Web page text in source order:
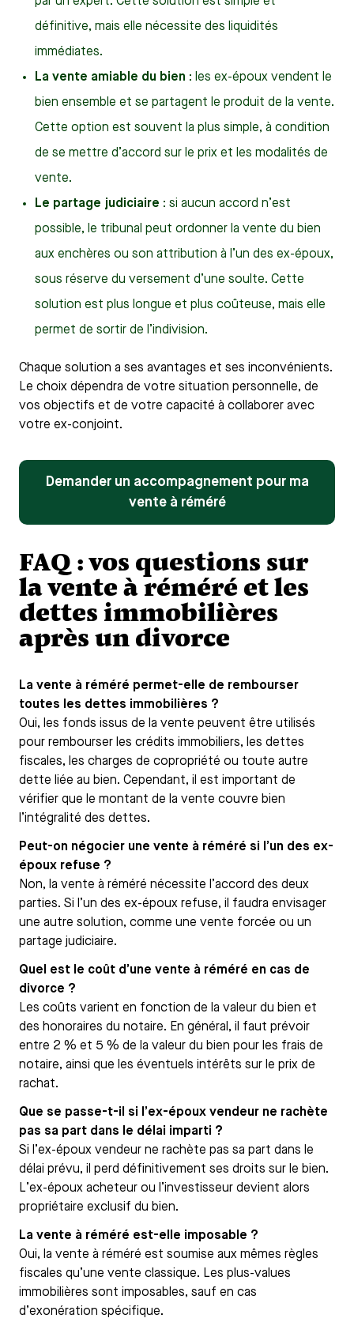
définitive, mais elle nécessite des liquidités
immédiates.
La vente amiable du bien : les ex-époux vendent le
bien ensemble et se partagent le produit de la vente.
Cette option est souvent la plus simple, à condition
de se mettre d’accord sur le prix et les modalités de
vente.
Le partage judiciaire : si aucun accord n’est
possible, le tribunal peut ordonner la vente du bien
aux enchères ou son attribution à l’un des ex-époux,
sous réserve du versement d’une soulte. Cette
solution est plus longue et plus coûteuse, mais elle
permet de sortir de l’indivision.
Chaque solution a ses avantages et ses inconvénients.
Le choix dépendra de votre situation personnelle, de
vos objectifs et de votre capacité à collaborer avec
votre ex-conjoint.
Demander un accompagnement pour ma
vente à réméré
FAQ : vos questions sur
la vente à réméré et les
dettes immobilières
après un divorce
La vente à réméré permet-elle de rembourser
toutes les dettes immobilières ?
Oui, les fonds issus de la vente peuvent être utilisés
pour rembourser les crédits immobiliers, les dettes
fiscales, les charges de copropriété ou toute autre
dette liée au bien. Cependant, il est important de
vérifier que le montant de la vente couvre bien
l’intégralité des dettes.
Peut-on négocier une vente à réméré si l’un des ex-
époux refuse ?
Non, la vente à réméré nécessite l’accord des deux
parties. Si l’un des ex-époux refuse, il faudra envisager
une autre solution, comme une vente forcée ou un
partage judiciaire.
Quel est le coût d’une vente à réméré en cas de
divorce ?
Les coûts varient en fonction de la valeur du bien et
des honoraires du notaire. En général, il faut prévoir
entre 2 % et 5 % de la valeur du bien pour les frais de
notaire, ainsi que les éventuels intérêts sur le prix de
rachat.
Que se passe-t-il si l’ex-époux vendeur ne rachète
pas sa part dans le délai imparti ?
Si l’ex-époux vendeur ne rachète pas sa part dans le
délai prévu, il perd définitivement ses droits sur le bien.
L’ex-époux acheteur ou l’investisseur devient alors
propriétaire exclusif du bien.
La vente à réméré est-elle imposable ?
Oui, la vente à réméré est soumise aux mêmes règles
fiscales qu’une vente classique. Les plus-values
immobilières sont imposables, sauf en cas
d’exonération spécifique.